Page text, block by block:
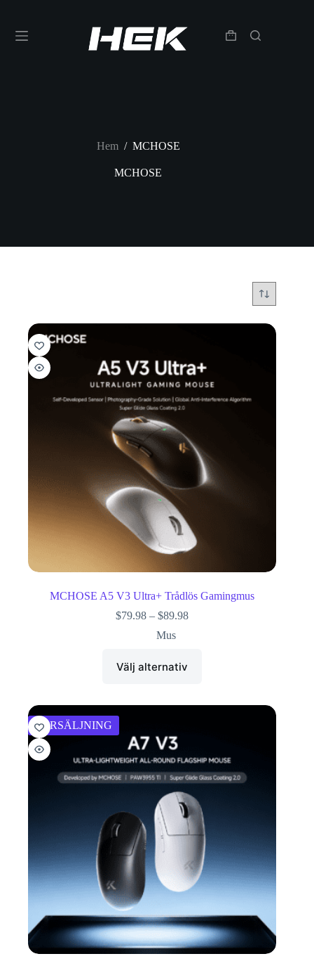
Hem / MCHOSE
MCHOSE
MCHOSE A5 V3 Ultra+ Trådlös Gamingmus
$79.98 – $89.98
Mus
Välj alternativ
FÖRSÄLJNING